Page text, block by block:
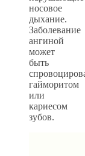
носовое
дыхание.
Заболевание
ангиной
может
быть
гайморитом
или
кариесом
зубов.